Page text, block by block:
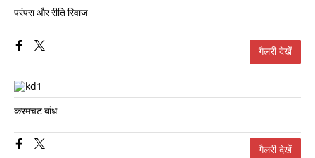
परंपरा और रीति रिवाज
गैलरी देखें
करमचट बांध
गैलरी देखें